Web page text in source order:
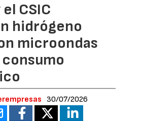
el CSIC
hidrógeno
microondas
30/07/2026